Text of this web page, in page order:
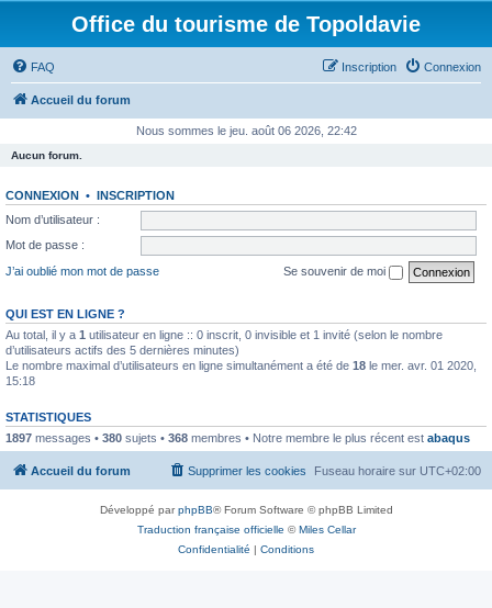
Office du tourisme de Topoldavie
FAQ Connexion
Inscription
Accueil du forum
Nous sommes le jeu. août 06 2026, 22:42
Aucun forum.
CONNEXION • INSCRIPTION
Nom d’utilisateur :
Mot de passe :
J’ai oublié mon mot de passe
Se souvenir de moi
QUI EST EN LIGNE ?
Au total, il y a 1 utilisateur en ligne :: 0 inscrit, 0 invisible et 1 invité (selon le nombre
d’utilisateurs actifs des 5 dernières minutes)
Le nombre maximal d’utilisateurs en ligne simultanément a été de 18 le mer. avr. 01 2020,
15:18
STATISTIQUES
1897 messages • 380 sujets • 368 membres • Notre membre le plus récent est abaqus
Accueil du forum Fuseau horaire sur UTC+02:00
Supprimer les cookies
Développé parphpBB® Forum Software © phpBB Limited
Traduction française officielle ©Miles Cellar
Confidentialité | Conditions